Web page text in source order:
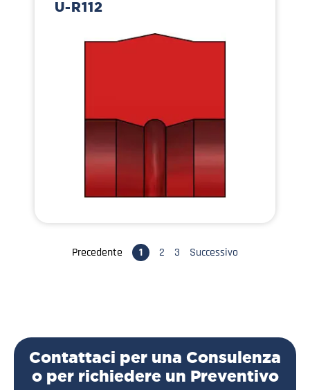
U-R112
Precedente 1 2 3 Successivo
Contattaci per una Consulenza
o per richiedere un Preventivo